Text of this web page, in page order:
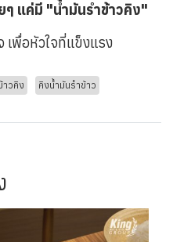
ๆ แค่มี "น้ำมันรำข้าวคิง"
พื่อหัวใจที่แข็งแรง
าวคิง คิงน้ำมันรำข้าว